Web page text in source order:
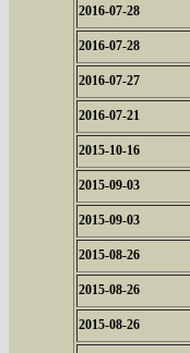
2016-07-28
2016-07-28
2016-07-27
2016-07-21
2015-10-16
2015-09-03
2015-09-03
2015-08-26
2015-08-26
2015-08-26